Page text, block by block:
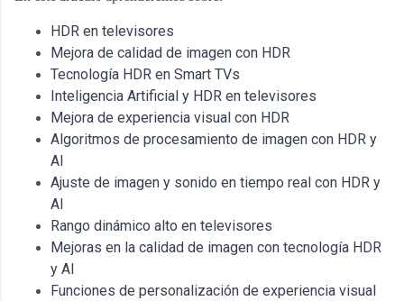
HDR en televisores
Mejora de calidad de imagen con HDR
Tecnología HDR en Smart TVs
Inteligencia Artificial y HDR en televisores
Mejora de experiencia visual con HDR
Algoritmos de procesamiento de imagen con HDR y
AI
Ajuste de imagen y sonido en tiempo real con HDR y
AI
Rango dinámico alto en televisores
Mejoras en la calidad de imagen con tecnología HDR
y AI
Funciones de personalización de experiencia visual